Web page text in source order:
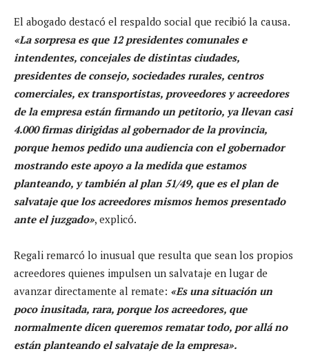
El abogado destacó el respaldo social que recibió la causa.
«La sorpresa es que 12 presidentes comunales e
intendentes, concejales de distintas ciudades,
presidentes de consejo, sociedades rurales, centros
comerciales, ex transportistas, proveedores y acreedores
de la empresa están firmando un petitorio, ya llevan casi
4.000 firmas dirigidas al gobernador de la provincia,
porque hemos pedido una audiencia con el gobernador
mostrando este apoyo a la medida que estamos
planteando, y también al plan 51/49, que es el plan de
salvataje que los acreedores mismos hemos presentado
ante el juzgado», explicó.
Regali remarcó lo inusual que resulta que sean los propios
acreedores quienes impulsen un salvataje en lugar de
avanzar directamente al remate: «Es una situación un
poco inusitada, rara, porque los acreedores, que
normalmente dicen queremos rematar todo, por allá no
están planteando el salvataje de la empresa».